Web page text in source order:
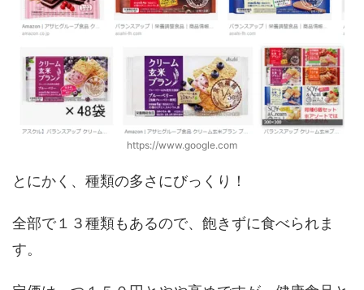
https://www.google.com
とにかく、種類の多さにびっくり！
全部で１３種類もあるので、飽きずに食べられま
す。